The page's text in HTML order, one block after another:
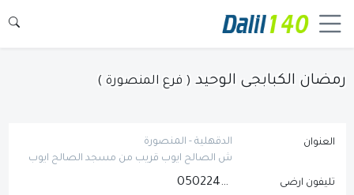
رمضان الكبابجى الوحيد ( فرع المنصورة )
العنوان
الدقهلية - المنصورة
ش الصالح ايوب قريب من مسجد الصالح ايوب
تليفون ارضى 0502244574